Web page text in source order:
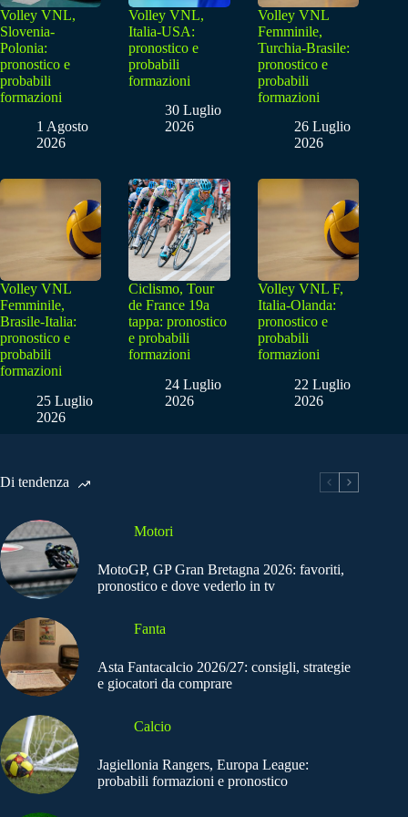
Volley VNL,
Slovenia-
Polonia:
pronostico e
probabili
formazioni
1 Agosto
2026
Volley VNL,
Italia-USA:
pronostico e
probabili
formazioni
30 Luglio
2026
Volley VNL
Femminile,
Turchia-Brasile:
pronostico e
probabili
formazioni
26 Luglio
2026
Volley VNL
Femminile,
Brasile-Italia:
pronostico e
probabili
formazioni
25 Luglio
2026
Ciclismo, Tour
de France 19a
tappa: pronostico
e probabili
formazioni
24 Luglio
2026
Volley VNL F,
Italia-Olanda:
pronostico e
probabili
formazioni
22 Luglio
2026
Di tendenza
Motori
MotoGP, GP Gran Bretagna 2026: favoriti,
pronostico e dove vederlo in tv
Fanta
Asta Fantacalcio 2026/27: consigli, strategie
e giocatori da comprare
Calcio
Jagiellonia Rangers, Europa League:
probabili formazioni e pronostico